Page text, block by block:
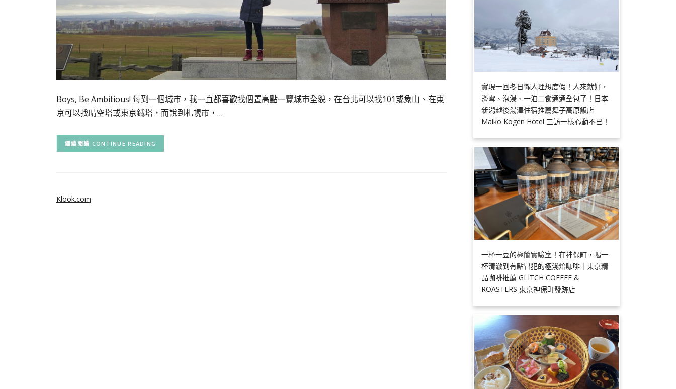
Boys, Be Ambitious! 每到一個城市，我一直都喜歡找個置高點一覽城市全貌，在台北可以找101或象山、在東
京可以找晴空塔或東京鐵塔，而說到札幌市，…
CONTINUE READING
實現一回冬日懶人理想度假！人來就好，
滑雪、泡湯、一泊二食通通全包了！日本
新潟越後湯澤住宿推薦舞子高原飯店
Maiko Kogen Hotel 三訪一樣心動不已！
一杯一豆的極簡實驗室！在神保町，喝一
杯清澈到有點冒犯的極淺焙咖啡｜東京精
品咖啡推薦 GLITCH COFFEE &
ROASTERS 東京神保町發跡店
Klook.com